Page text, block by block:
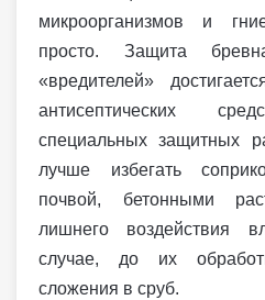
микроорганизмов и
просто. Защита
«вредителей»
антисептических
специальных защитных
лучше избегать
почвой, бетонными
лишнего воздействия
случае, до их
сложения в сруб.